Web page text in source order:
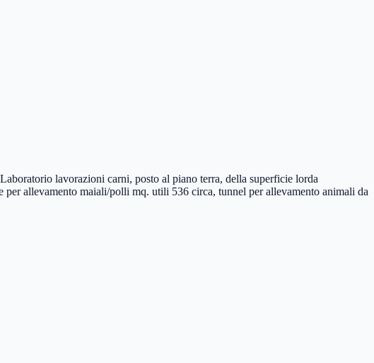
lavorazioni carni, posto al piano terra, della superficie lorda
allevamento maiali/polli mq. utili 536 circa, tunnel per allevamento animali da